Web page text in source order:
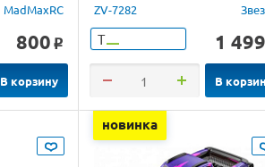
MadMaxRC
800 o
В корзину
ZV-7282
Т 1 499
В
новинка